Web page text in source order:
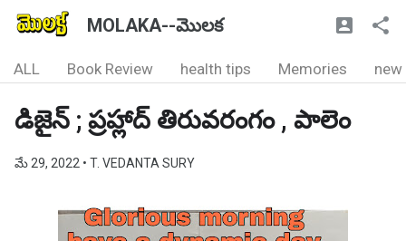
MOLAKA--మొలక
ALL Book Review health tips Memories new
డిజైన్ ; ప్రహ్లాద్ తిరువరంగం , పాలెం
మే 29, 2022 • T. VEDANTA SURY